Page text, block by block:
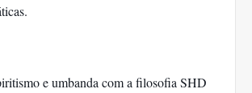
e umbanda com a filosofia SHD